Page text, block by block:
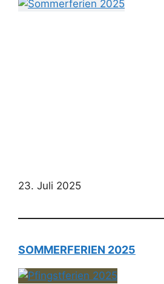
23. Juli 2025
SOMMERFERIEN 2025